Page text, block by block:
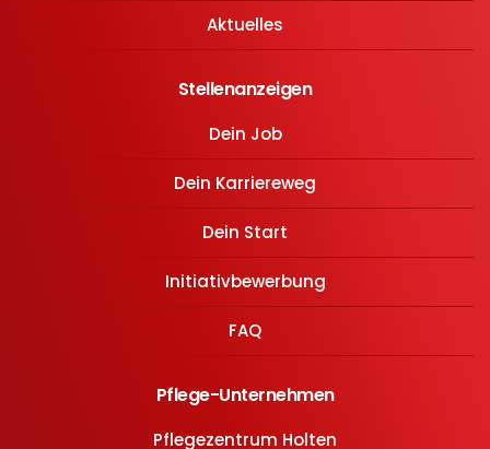
Aktuelles
Stellenanzeigen
Dein Job
Dein Karriereweg
Dein Start
Initiativbewerbung
FAQ
Pflege-Unternehmen
Pflegezentrum Holten